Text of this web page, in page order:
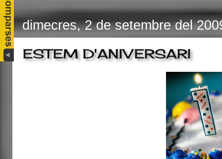
dimecres, 2 de setembre del
ESTEM D'ANIVERSARI